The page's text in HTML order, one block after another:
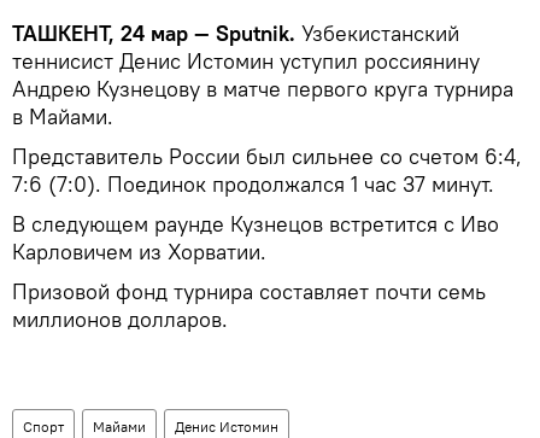
ТАШКЕНТ, 24 мар — Sputnik. Узбекистанский
теннисист Денис Истомин уступил россиянину
Андрею Кузнецову в матче первого круга турнира
в Майами.
Представитель России был сильнее со счетом 6:4,
7:6 (7:0). Поединок продолжался 1 час 37 минут.
В следующем раунде Кузнецов встретится с Иво
Карловичем из Хорватии.
Призовой фонд турнира составляет почти семь
миллионов долларов.
Спорт Майами Денис Истомин